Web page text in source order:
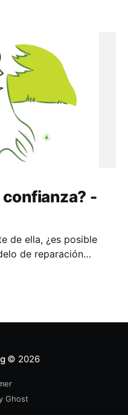
-
de ella, ¿es posible
de reparación
© 2026
Ghost